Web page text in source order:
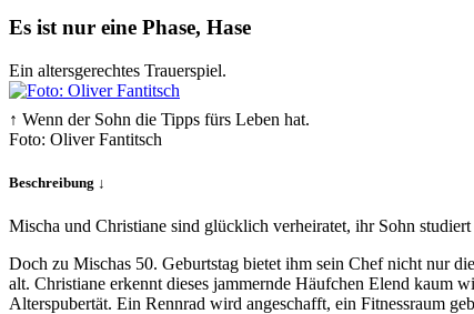
Es ist nur eine Phase, Hase
Ein altersgerechtes Trauerspiel.
↑ Wenn der Sohn die Tipps fürs Leben hat.
Foto: Oliver Fantitsch
Beschreibung ↓
Mischa und Christiane sind glücklich verheiratet, ihr Sohn
Doch zu Mischas 50. Geburtstag bietet ihm sein Chef nicht nur
alt. Christiane erkennt dieses jammernde Häufchen Elend kaum
Alterspubertät. Ein Rennrad wird angeschafft, ein Fitnessraum